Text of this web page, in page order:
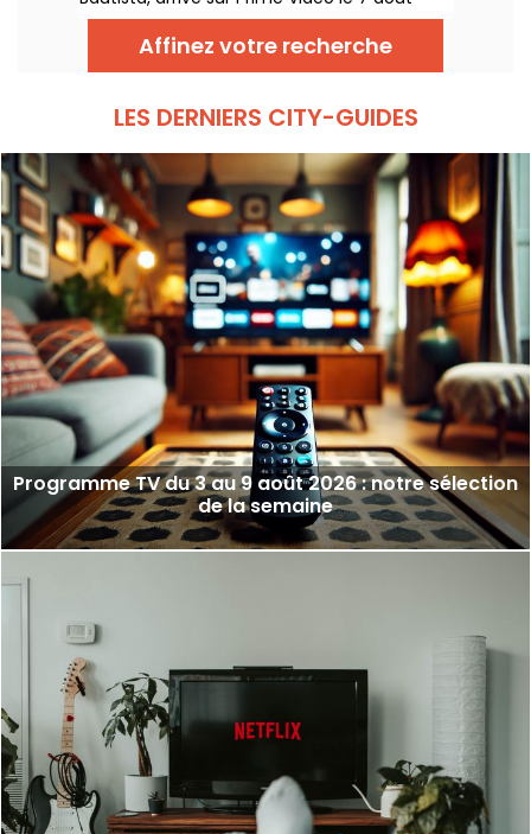
2026.
Affinez votre recherche
LES DERNIERS CITY-GUIDES
Programme TV du 3 au 9 août 2026 : notre sélection
de la semaine